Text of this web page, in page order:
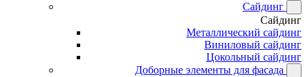
Сайдинг
Сайдинг
Металлический сайдинг
Виниловый сайдинг
Цокольный сайдинг
Доборные элементы для фасада